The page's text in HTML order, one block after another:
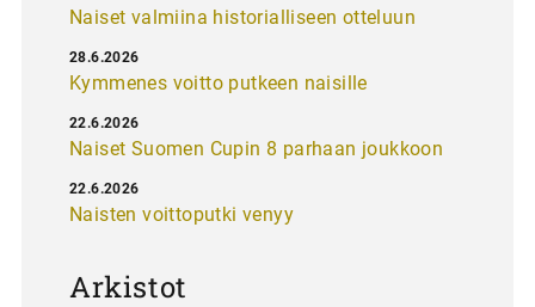
Naiset valmiina historialliseen otteluun
Kymmenes voitto putkeen naisille
28.6.2026
Naiset Suomen Cupin 8 parhaan joukkoon
22.6.2026
Naisten voittoputki venyy
22.6.2026
Arkistot